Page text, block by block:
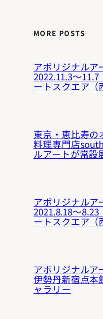
MORE POSTS
アボリジナルア
2022.11.3〜11.7
ートスクエア（
東京・恵比寿の
料理専門店
ルアートが常設
アボリジナルア
2021.8.18〜8.23
ートスクエア（
アボリジナルア
伊勢丹新宿点本
ャラリー